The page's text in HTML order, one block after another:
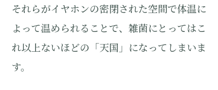
それらがイヤホンの密閉された空間で体温に
よって温められることで、雑菌にとってはこ
れ以上ないほどの「天国」になってしまいま
す。